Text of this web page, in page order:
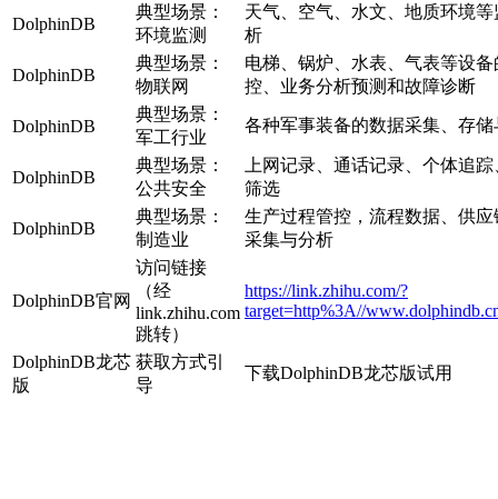
DolphinDB
典型场景：
环境监测
天气、空气、水文、地质环境等
析
DolphinDB
典型场景：
物联网
电梯、锅炉、水表、气表等设备
控、业务分析预测和故障诊断
DolphinDB
典型场景：
军工行业
各种军事装备的数据采集、存储
DolphinDB
典型场景：
公共安全
上网记录、通话记录、个体追
筛选
DolphinDB
典型场景：
制造业
生产过程管控，流程数据、供应
采集与分析
DolphinDB官网
访问链接
（经
link.zhihu.com
跳转）
https://link.zhihu.com/?
target=http%3A//
DolphinDB龙芯
版
获取方式引
导
下载DolphinDB龙芯版试用